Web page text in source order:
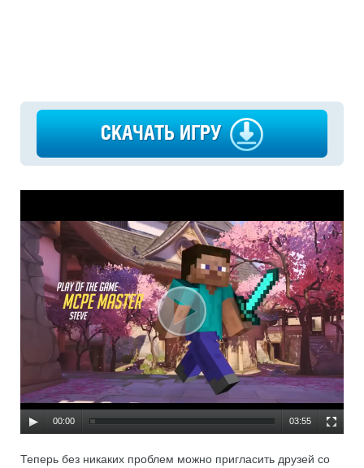
СКАЧАТЬ ИГРУ
00:00 03:55
Теперь без никаких проблем можно пригласить друзей со